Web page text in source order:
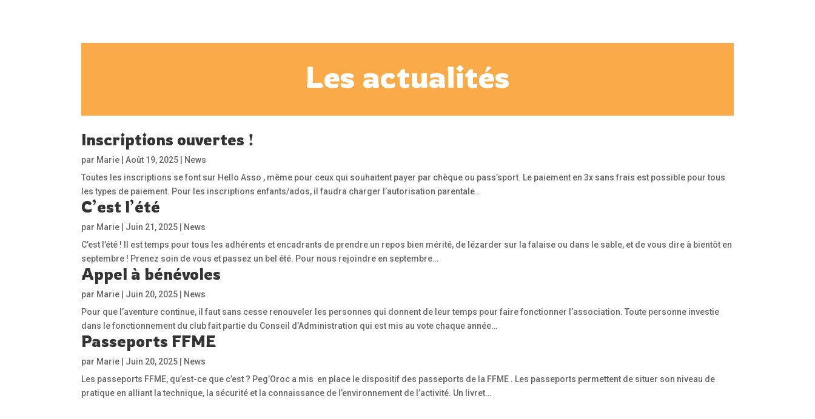
Les actualités
Inscriptions ouvertes !
par Marie |Août 19, 2025
News
Toutes les inscriptions se font sur Hello Asso , même pour ceux qui souhaitent payer par chèque ou pass’sport. Le paiement en 3x sans frais est possible pour tous
les types de paiement. Pour les inscriptions enfants/ados, il faudra charger l’autorisation parentale…
C’est l’été
par Marie Juin 21, 2025
News
C’est l’été ! Il est temps pour tous les adhérents et encadrants de prendre un repos bien mérité, de lézarder sur la falaise ou dans le sable, et de vous dire à bientôt en
septembre ! Prenez soin de vous et passez un bel été. Pour nous rejoindre en septembre…
Appel à bénévoles
par Marie Juin 20, 2025
News
Pour que l’aventure continue, il faut sans cesse renouveler les personnes qui donnent de leur temps pour faire fonctionner l’association. Toute personne investie
dans le fonctionnement du club fait partie du Conseil d’Administration qui est mis au vote chaque année…
Passeports FFME
par Marie Juin 20, 2025
News
Les passeports FFME, qu’est-ce que c’est ? Peg’Oroc a mis en place le dispositif des passeports de la FFME . Les passeports permettent de situer son niveau de
pratique en alliant la technique, la sécurité et la connaissance de l’environnement de l’activité. Un livret…